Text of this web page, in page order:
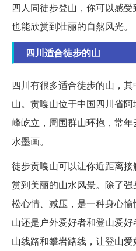
四人同徒步登山，你可以感
也能欣赏到壮丽的自然风光。
四川适合徒步的山
四川有很多适合徒步的山，
山。贡嘎山位于中国四川省
峰屹立，周围群山环抱，常
水墨画。
徒步贡嘎山可以让你近距离
赏到美丽的山水风景。除了
松心情、减压，是一种身心
山还是户外爱好者和登山爱
山线路和攀岩路线，让登山